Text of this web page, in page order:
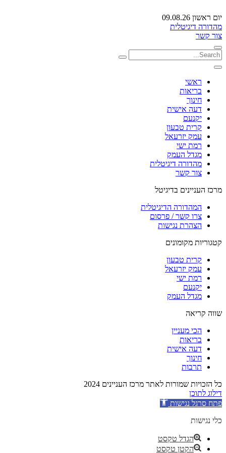
יום ראשון 09.08.26
מהדורה דיגיטלית
צור קשר
ראשי
בריאות
חינוך
דעה אישית
יקנעם
קרית טבעון
עמק יזרעאל
רמת ישי
מגדל העמק
מהדורה דיגיטלית
צור קשר
מרכז העניינים בדיגיטל
המהדורה הדיגיטלית
צרו קשר / פרסום
הצהרת נגישות
קטגוריות מקומונים
קרית טבעון
עמק יזרעאל
רמת ישי
יקנעם
מגדל העמק
שווה קריאה
הכי מעניין
בריאות
דעה אישית
חינוך
תרבות
כל הזכויות שמורות לאתר מרכז העניינים 2024
דילוג לתוכן
פתח סרגל נגישות
כלי נגישות
הגדל טקסט
הקטן טקסט